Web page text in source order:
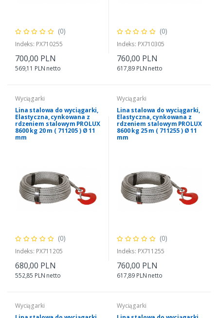
(0)
Indeks: PX710255
700,00 PLN
569,11 PLN netto
(0)
Indeks: PX710305
760,00 PLN
617,89 PLN netto
Wyciągarki
Lina stalowa do wyciągarki,
Elastyczna, cynkowana z
rdzeniem stalowym PROLUX
8600 kg 20 m ( 711205 ) Ø 11
mm
(0)
Indeks: PX711205
680,00 PLN
552,85 PLN netto
Wyciągarki
Lina stalowa do wyciągarki,
Elastyczna, cynkowana z
rdzeniem stalowym PROLUX
8600 kg 25 m ( 711255 ) Ø 11
mm
(0)
Indeks: PX711255
760,00 PLN
617,89 PLN netto
Wyciągarki
Wyciągarki